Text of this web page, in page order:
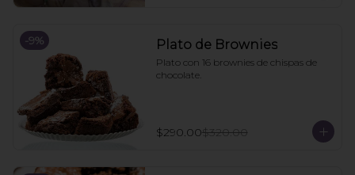
-9% Plato de Brownies
Plato con 16 brownies de chispas de
chocolate.
$290.00$320.00